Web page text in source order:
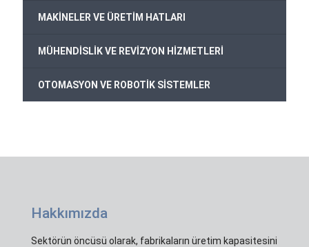
MAKİNELER VE ÜRETİM HATLARI
MÜHENDİSLİK VE REVİZYON HİZMETLERİ
OTOMASYON VE ROBOTİK SİSTEMLER
Hakkımızda
Sektörün öncüsü olarak, fabrikaların üretim kapasitesini